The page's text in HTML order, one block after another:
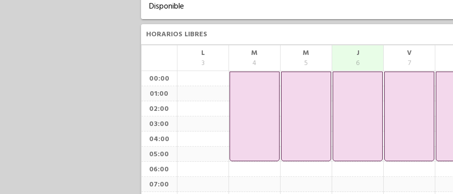
Disponible
HORARIOS LIBRES
L
3
M
4
M
5
J
6
V
7
00:00
01:00
02:00
03:00
04:00
05:00
06:00
07:00